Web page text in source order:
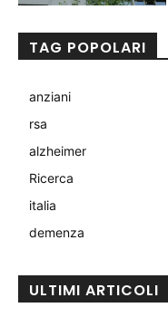
TAG POPOLARI
anziani
rsa
alzheimer
Ricerca
italia
demenza
ULTIMI ARTICOLI